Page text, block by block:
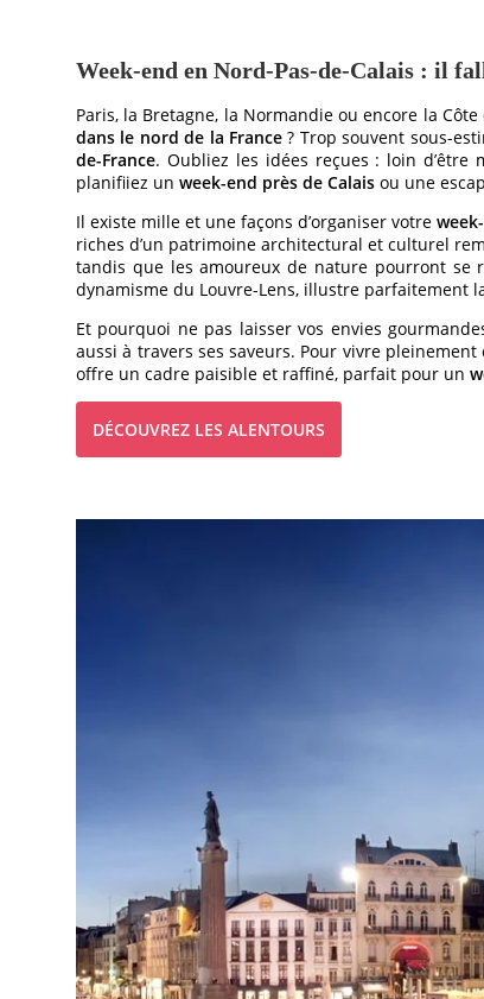
Week-end en Nord-Pas-de-Calais : il
Paris, la Bretagne, la Normandie ou encore la
dans le nord de la France? Trop souvent sous-
de-France. Oubliez les idées reçues : loin d’être
planifiiez un week-end près de Calais ou une
Il existe mille et une façons d’organiser votre
riches d’un patrimoine architectural et culturel
tandis que les amoureux de nature pourront se
dynamisme du Louvre-Lens, illustre parfaitement
Et pourquoi ne pas laisser vos envies
aussi à travers ses saveurs. Pour vivre
offre un cadre paisible et raffiné, parfait pour un
DÉCOUVREZ LES ALENTOURS
CHAMBRES
CHAMBRES
PAVILLONS
RESTAURANT